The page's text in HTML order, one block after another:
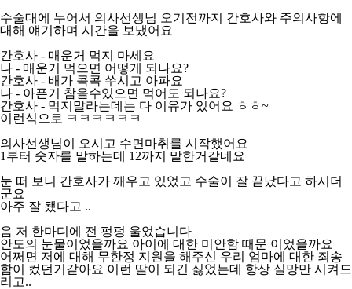
수술대에 누어서 의사선생님 오기전까지 간호사와 주의사항에
대해 얘기하며 시간을 보냈어요
간호사 - 매운거 먹지 마세요
나 - 매운거 먹으면 어떻게 되나요?
간호사 - 배가 콕콕 쑤시고 아파요
나 - 아픈거 참을수있으면 먹어도 되나요?
간호사 - 먹지말라는데는 다 이유가 있어요 ㅎㅎ~
이런식으로 ㅋㅋㅋㅋㅋㅋ
의사선생님이 오시고 수면마취를 시작했어요
1부터 숫자를 말하는데 12까지 말한거같네요
눈 떠 보니 간호사가 깨우고 있었고 수술이 잘 끝났다고 하시더
군요
아주 잘 됐다고 ..
음 저 한마디에 전 펑펑 울었습니다
안도의 눈물이었을까요 아이에 대한 미안함 때문 이었을까요
어쩌면 저에 대해 무한정 지원을 해주신 우리 엄마에 대한 죄송
함이 컸던거같아요 이런 딸이 되긴 싫었는데 항상 실망만 시켜드
리고..